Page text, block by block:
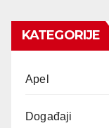
KATEGORIJE
Apel
Događaji